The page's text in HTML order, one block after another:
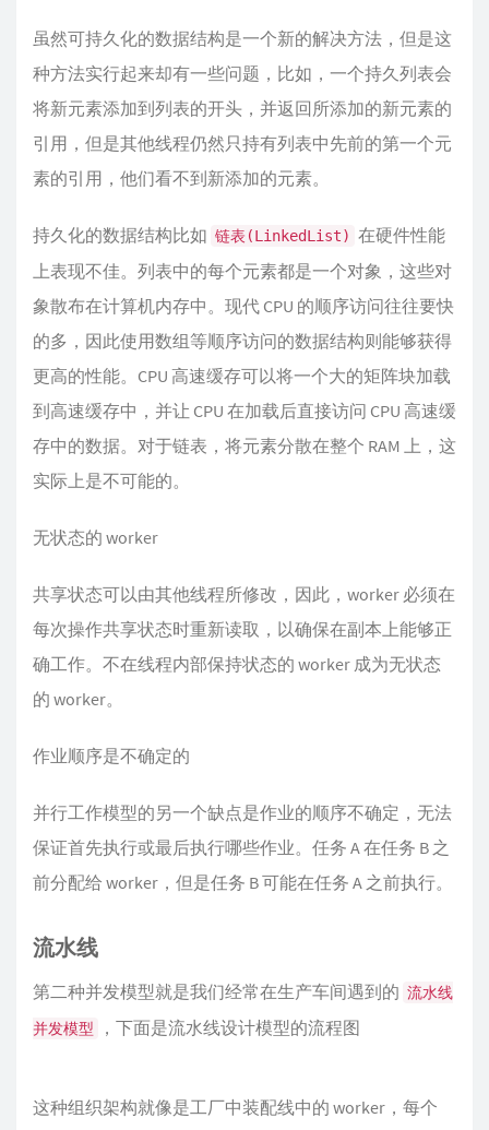
虽然可持久化的数据结构是一个新的解决方法，但是这
种方法实行起来却有一些问题，比如，一个持久列表会
将新元素添加到列表的开头，并返回所添加的新元素的
引用，但是其他线程仍然只持有列表中先前的第一个元
素的引用，他们看不到新添加的元素。
持久化的数据结构比如 链表(LinkedList) 在硬件性能
上表现不佳。列表中的每个元素都是一个对象，这些对
象散布在计算机内存中。现代 CPU 的顺序访问往往要快
的多，因此使用数组等顺序访问的数据结构则能够获得
更高的性能。CPU 高速缓存可以将一个大的矩阵块加载
到高速缓存中，并让 CPU 在加载后直接访问 CPU 高速缓
存中的数据。对于链表，将元素分散在整个 RAM 上，这
实际上是不可能的。
无状态的 worker
共享状态可以由其他线程所修改，因此，worker 必须在
每次操作共享状态时重新读取，以确保在副本上能够正
确工作。不在线程内部保持状态的 worker 成为无状态
的 worker。
作业顺序是不确定的
并行工作模型的另一个缺点是作业的顺序不确定，无法
保证首先执行或最后执行哪些作业。任务 A 在任务 B 之
前分配给 worker，但是任务 B 可能在任务 A 之前执行。
流水线
第二种并发模型就是我们经常在生产车间遇到的 流水线
并发模型 ，下面是流水线设计模型的流程图
这种组织架构就像是工厂中装配线中的 worker，每个